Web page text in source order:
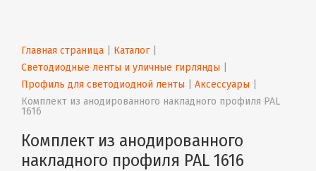
Главная страница Каталог |
Светодиодные ленты и уличные гирлянды
Профиль для светодиодной ленты
Аксессуары
Комплект из анодированного накладного профиля PAL
1616
Комплект из анодированного
накладного профиля PAL 1616